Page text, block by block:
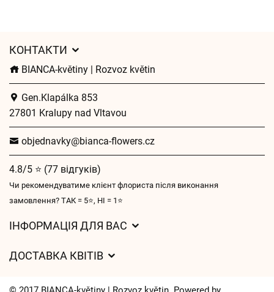
КОНТАКТИ
BIANCA-květiny | Rozvoz květin
Gen.Klapálka 853
27801 Kralupy nad Vltavou
objednavky@bianca-flowers.cz
4.8/5 ⭐ (77 відгуків)
Чи рекомендуватиме клієнт флориста після виконання
замовлення? ТАК = 5⭐, НІ = 1⭐
ІНФОРМАЦІЯ ДЛЯ ВАС
Захист персональних даних
Час доставки квітів – огляд можливостей
ДОСТАВКА КВІТІВ